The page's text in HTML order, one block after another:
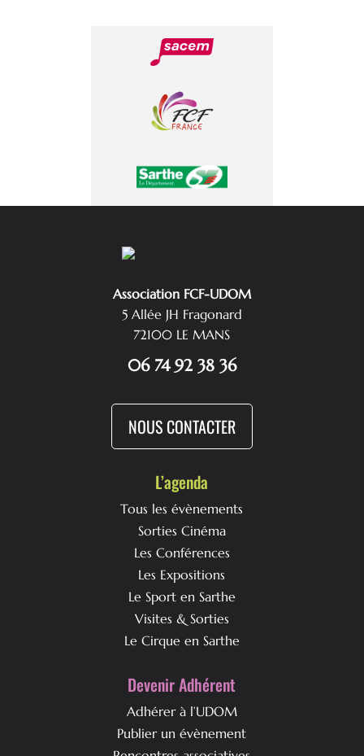
Association FCF-UDOM
5 Allée JH Fragonard
72100 LE MANS
06 74 92 38 36
NOUS CONTACTER
L’agenda
Tous les évènements
Sorties Cinéma
Les Conférences
Les Expositions
Le Sport en Sarthe
Visites & Sorties
Le Cirque en Sarthe
Devenir Adhérent
Adhérer à l’UDOM
Publier un évènement